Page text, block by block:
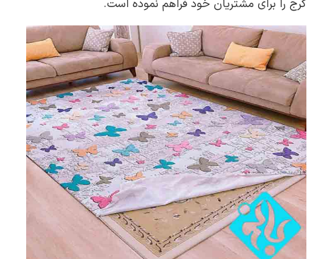
کرج را برای مشتریان خود فراهم نموده است.